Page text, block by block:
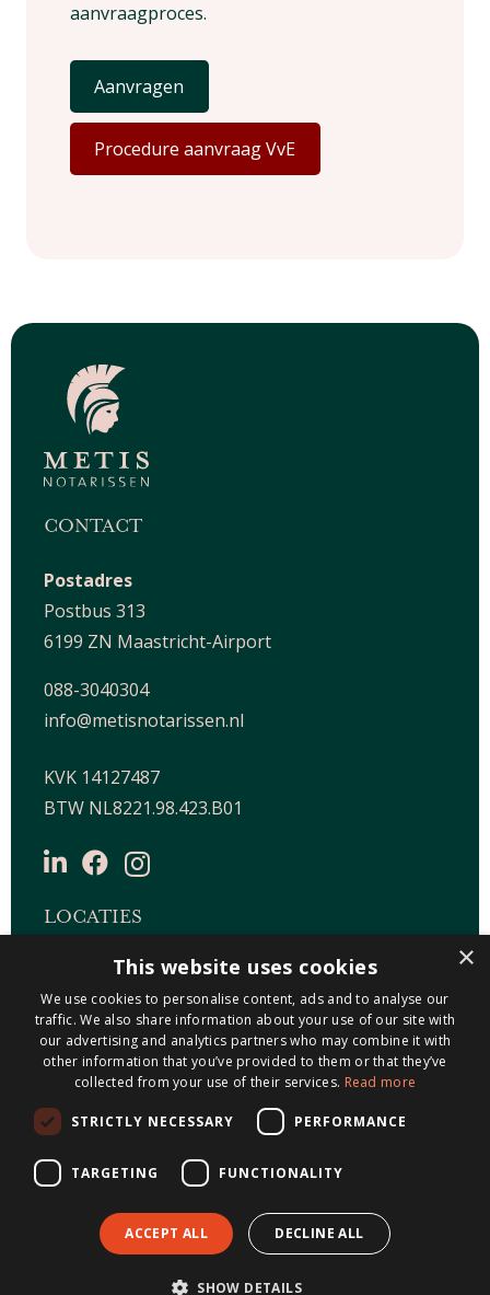
aanvraagproces.
Aanvragen
Procedure aanvraag VvE
CONTACT
Postadres
Postbus 313
6199 ZN Maastricht-Airport
088-3040304
info@metisnotarissen.nl
KVK 14127487
BTW NL8221.98.423.B01
LOCATIES
Maastricht-Airport Beek
Geleen
Gulpen
Roermond
Sittard
Holtum
© 2026 Metis Notarissen
×
This website uses cookies
We use cookies to personalise content, ads and to analyse our
traffic. We also share information about your use of our site with
our advertising and analytics partners who may combine it with
other information that you’ve provided to them or that they’ve
collected from your use of their services. Read more
STRICTLY NECESSARY PERFORMANCE
TARGETING FUNCTIONALITY
ACCEPT ALL DECLINE ALL
SHOW DETAILS